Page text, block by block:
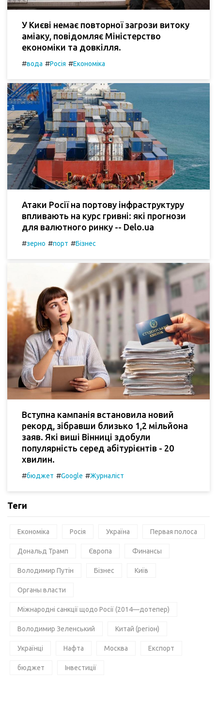
У Києві немає повторної загрози витоку
аміаку, повідомляє Міністерство
економіки та довкілля.
#вода #Росія #Економіка
Атаки Росії на портову інфраструктуру
впливають на курс гривні: які прогнози
для валютного ринку -- Delo.ua
#зерно #порт #Бізнес
Вступна кампанія встановила новий
рекорд, зібравши близько 1,2 мільйона
заяв. Які виші Вінниці здобули
популярність серед абітурієнтів - 20
хвилин.
#бюджет #Google #Журналіст
Теги
Економіка Росія Україна Первая полоса
Дональд Трамп Європа Финансы
Володимир Путін Бізнес Київ
Органы власти
Міжнародні санкції щодо Росії (2014—дотепер)
Володимир Зеленський Китай (регіон)
Українці Нафта Москва Експорт
бюджет Інвестиції